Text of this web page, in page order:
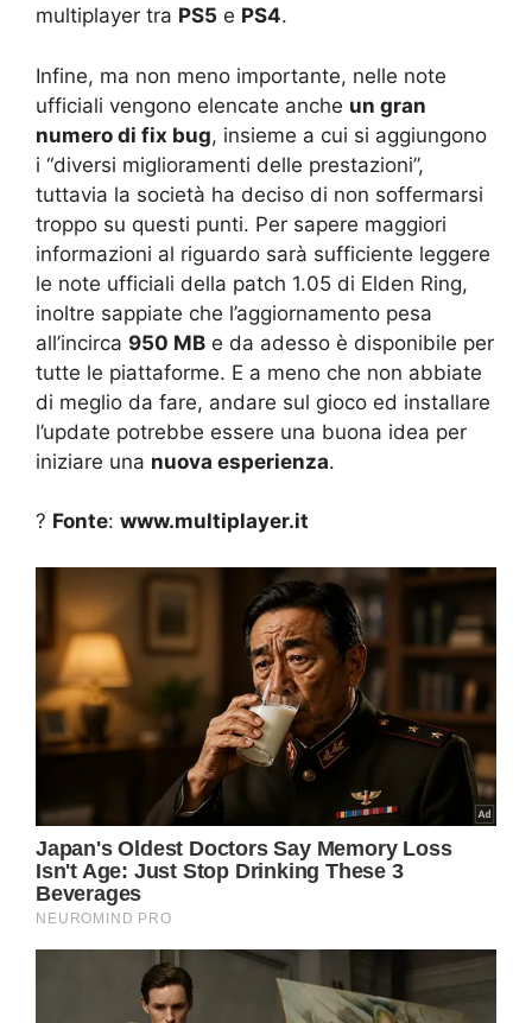
multiplayer tra PS5 e PS4.
Infine, ma non meno importante, nelle note
ufficiali vengono elencate anche un gran
numero di fix bug, insieme a cui si aggiungono
i “diversi miglioramenti delle prestazioni”,
tuttavia la società ha deciso di non soffermarsi
troppo su questi punti. Per sapere maggiori
informazioni al riguardo sarà sufficiente leggere
le note ufficiali della patch 1.05 di Elden Ring,
inoltre sappiate che l’aggiornamento pesa
all’incirca 950 MB e da adesso è disponibile per
tutte le piattaforme. E a meno che non abbiate
di meglio da fare, andare sul gioco ed installare
l’update potrebbe essere una buona idea per
iniziare una nuova esperienza.
? Fonte: www.multiplayer.it